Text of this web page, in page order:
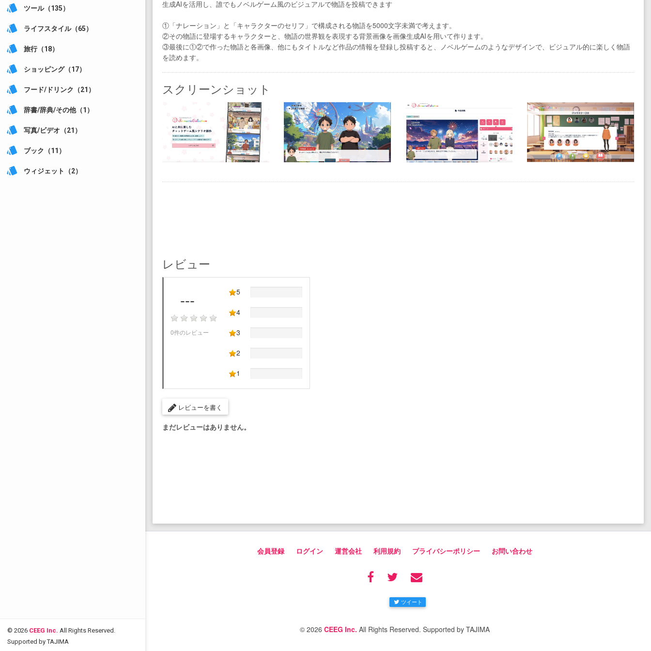
style ツール（135）
style ライフスタイル（65）
style 旅行（18）
style ショッピング（17）
style フード/ドリンク（21）
style 辞書/辞典/その他（1）
style 写真/ビデオ（21）
style ブック（11）
style ウィジェット（2）
© 2026 CEEG Inc. All Rights Reserved.
Supported by TAJIMA
生成AIを活用し、誰でもノベルゲーム風のビジュアルで物語を投稿できます
①「ナレーション」と「キャラクターのセリフ」で構成される物語を5000文字未満で考えます。
②その物語に登場するキャラクターと、物語の世界観を表現する背景画像を画像生成AIを用いて作ります。
③最後に①②で作った物語と各画像、他にもタイトルなど作品の情報を登録し投稿すると、ノベルゲームのようなデザインで、ビジュアル的に楽しく物語
を読めます。
スクリーンショット
レビュー
---
0件のレビュー
5
4
3
2
1
レビューを書く
まだレビューはありません。
会員登録 ログイン 運営会社 利用規約 プライバシーポリシー お問い合わせ
ツイート
© 2026 CEEG Inc. All Rights Reserved. Supported by TAJIMA